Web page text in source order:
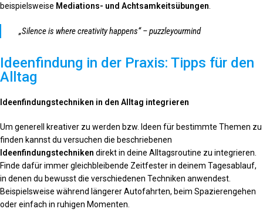
beispielsweise Mediations- und Achtsamkeitsübungen
„Silence is where creativity happens“ – puzzleyourmind
Ideenfindung in der Praxis: Tipps für den
Alltag
Ideenfindungstechniken in den Alltag integrieren
Um generell kreativer zu werden bzw. Ideen für bestimmte Themen zu
finden kannst du versuchen die beschriebenen
Ideenfindungstechniken direkt in deine Alltagsroutine zu integrieren.
Finde dafür immer gleichbleibende Zeitfester in deinem Tagesablauf,
in denen du bewusst die verschiedenen Techniken anwendest.
Beispielsweise während längerer Autofahrten, beim Spazierengehen
oder einfach in ruhigen Momenten.